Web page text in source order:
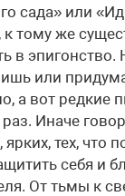
сада» или
тому же
в
или
а вот редкие
Иначе
тех, что
себя и
От тьмы к